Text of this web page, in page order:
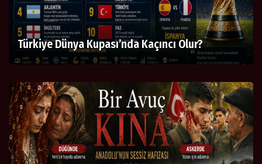
Türkiye Dünya Kupası’nda Kaçıncı Olur?